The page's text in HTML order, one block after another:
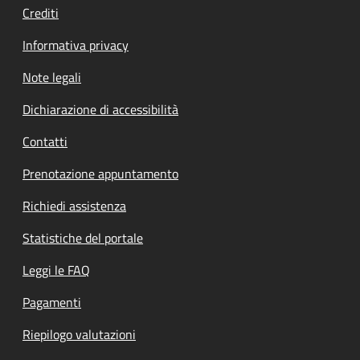
Crediti
Informativa privacy
Note legali
Dichiarazione di accessibilità
Contatti
Prenotazione appuntamento
Richiedi assistenza
Statistiche del portale
Leggi le FAQ
Pagamenti
Riepilogo valutazioni